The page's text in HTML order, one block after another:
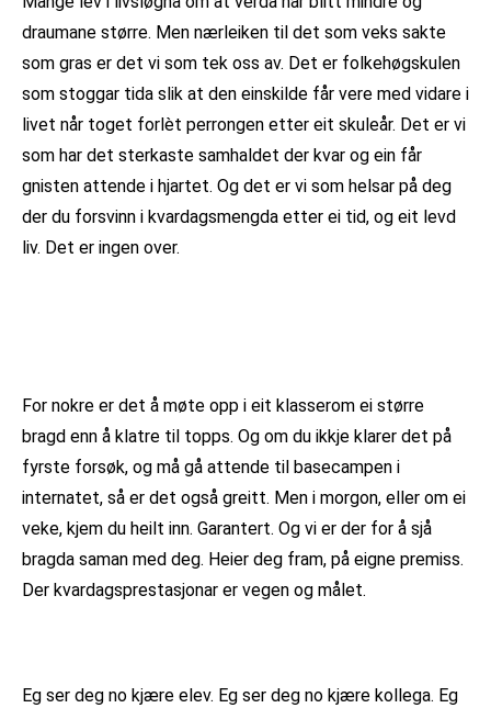
draumane større. Men nærleiken til det som veks sakte
som gras er det vi som tek oss av. Det er folkehøgskulen
som stoggar tida slik at den einskilde får vere med vidare i
livet når toget forlèt perrongen etter eit skuleår. Det er vi
som har det sterkaste samhaldet der kvar og ein får
gnisten attende i hjartet. Og det er vi som helsar på deg
der du forsvinn i kvardagsmengda etter ei tid, og eit levd
liv. Det er ingen over.
For nokre er det å møte opp i eit klasserom ei større
bragd enn å klatre til topps. Og om du ikkje klarer det på
fyrste forsøk, og må gå attende til basecampen i
internatet, så er det også greitt. Men i morgon, eller om ei
veke, kjem du heilt inn. Garantert. Og vi er der for å sjå
bragda saman med deg. Heier deg fram, på eigne premiss.
Der kvardagsprestasjonar er vegen og målet.
Eg ser deg no kjære elev. Eg ser deg no kjære kollega. Eg